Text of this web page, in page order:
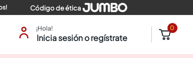
Código de ética
¡Hola!
Inicia sesión o regístrate
0